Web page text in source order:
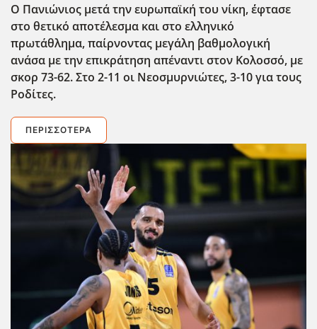
Ο Πανιώνιος μετά την ευρωπαϊκή του νίκη, ΄έφτασε
στο θετικό αποτέλεσμα και στο ελληνικό
πρωτάθλημα, παίρνοντας μεγάλη βαθμολογική
ανάσα με την επικράτηση απέναντι στον Κολοσσό, με
σκορ 73-62. Στο 2-11 οι Νεοσμυρνιώτες, 3-10 για τους
Ροδίτες.
ΠΕΡΙΣΣΌΤΕΡΑ